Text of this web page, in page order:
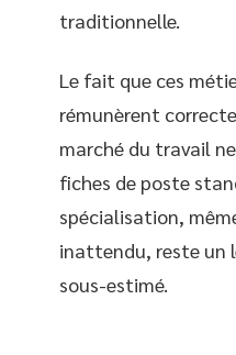
traditionnelle.
Le fait que ces
rémunèrent
marché du travail
fiches de poste
spécialisation,
inattendu, reste un
sous-estimé.